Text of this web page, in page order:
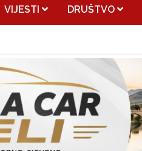
VIJESTI DRUŠTVO